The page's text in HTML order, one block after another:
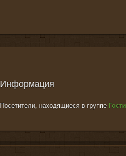
Информация
Посетители, находящиеся в группе Гости